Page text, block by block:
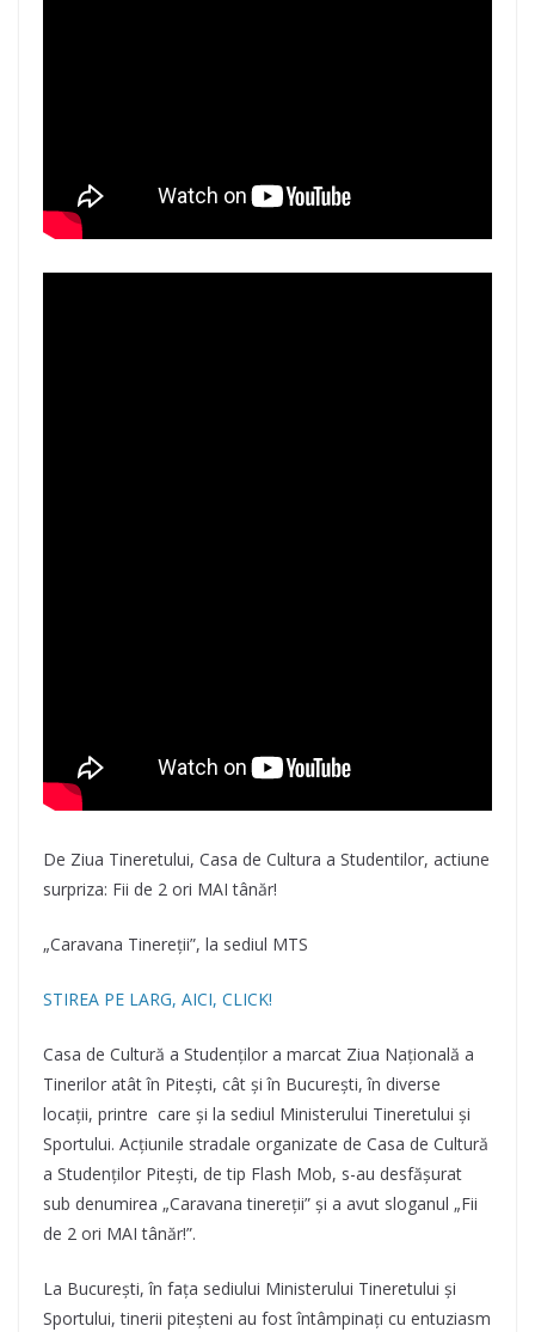
De Ziua Tineretului, Casa de Cultura a Studentilor, actiune
surpriza: Fii de 2 ori MAI tânăr!
„Caravana Tinereții”, la sediul MTS
STIREA PE LARG, AICI, CLICK!
Casa de Cultură a Studenților a marcat Ziua Națională a
Tinerilor atât în Pitești, cât și în București, în diverse
locații, printre care și la sediul Ministerului Tineretului și
Sportului. Acțiunile stradale organizate de Casa de Cultură
a Studenților Pitești, de tip Flash Mob, s-au desfășurat
sub denumirea „Caravana tinereții” și a avut sloganul „Fii
de 2 ori MAI tânăr!”.
La București, în fața sediului Ministerului Tineretului și
Sportului, tinerii piteșteni au fost întâmpinați cu entuziasm